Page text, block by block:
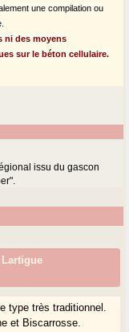
une compilation ou
ni des moyens
sur le béton cellulaire.
issu du gascon
type très traditionnel.
et Biscarrosse.